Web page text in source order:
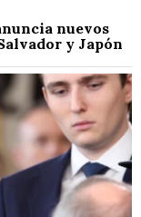
nuevos
y Japón